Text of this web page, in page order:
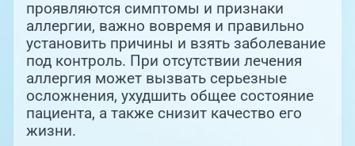
Новости
Пациентам
PreventAGE
Центр амбулаторной
онкологической помощи
+7 (7142) 927-003
Справочный телефон для
жителей Казахстана
проявляются симптомы и признаки
аллергии, важно вовремя и правильно
установить причины и взять заболевание
под контроль. При отсутствии лечения
аллергия может вызвать серьезные
осложнения, ухудшить общее состояние
пациента, а также снизит качество его
жизни.